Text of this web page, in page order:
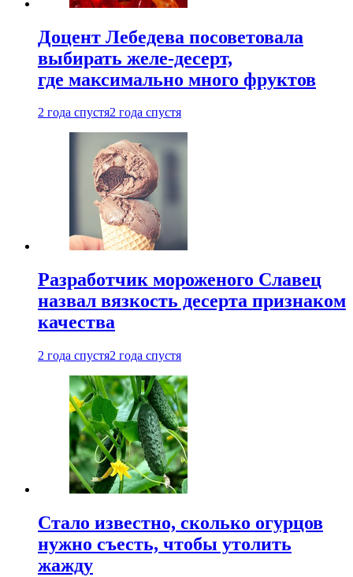
Доцент Лебедева посоветовала
выбирать желе-десерт,
где максимально много фруктов
2 года спустя2 года спустя
Разработчик мороженого Славец
назвал вязкость десерта признаком
качества
2 года спустя2 года спустя
Стало известно, сколько огурцов
нужно съесть, чтобы утолить
жажду